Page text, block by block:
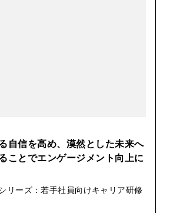
自信を高め、漠然とした未来へ
ことでエンゲージメント向上に
リーズ：若手社員向けキャリア研修